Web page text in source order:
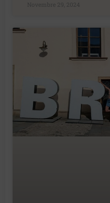
Novembre 29, 2024